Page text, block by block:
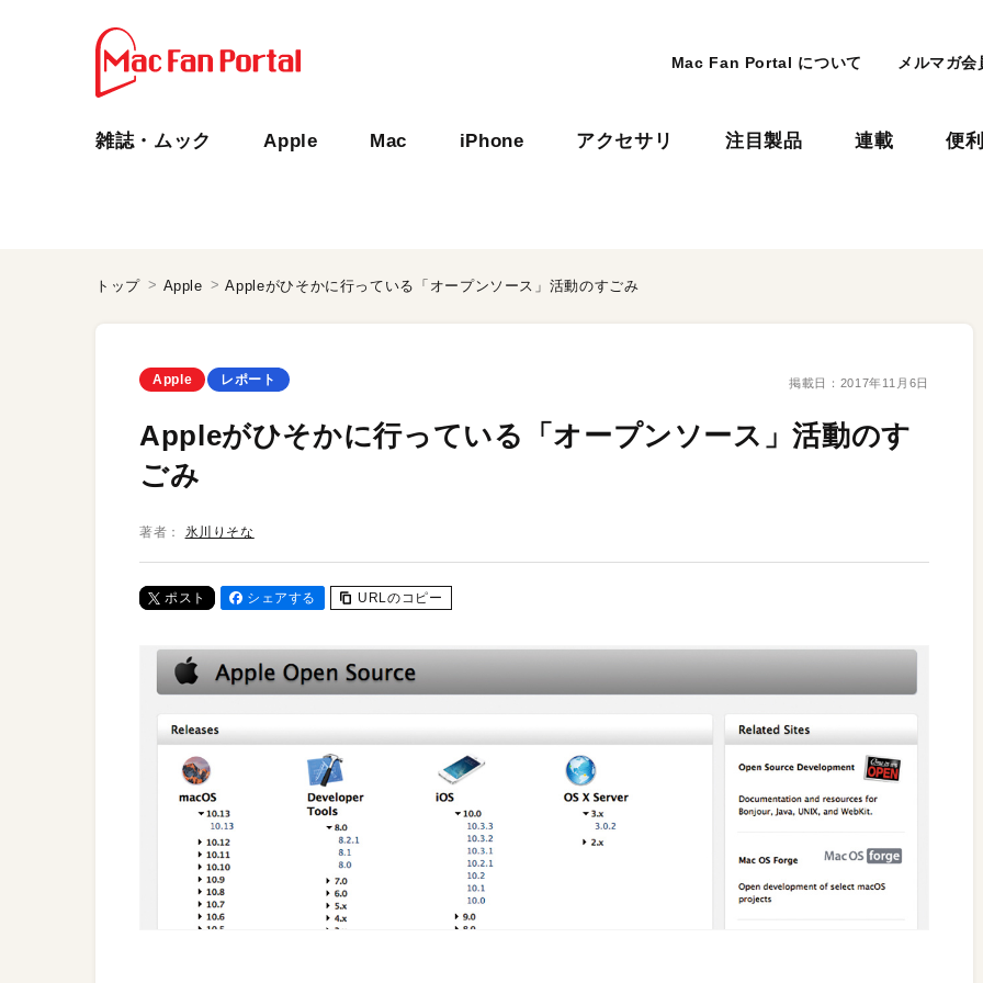
Mac Fan Portal について メルマガ会
雑誌・ムック Apple Mac iPhone アクセサリ 注目製品 連載 便
トップ Apple Appleがひそかに行っている「オープンソース」活動のすごみ
Apple レポート 掲載日： 2017年11月6日
Appleがひそかに行っている「オープンソース」活動のす
ごみ
著者： 氷川りそな
ポスト シェアする URLのコピー